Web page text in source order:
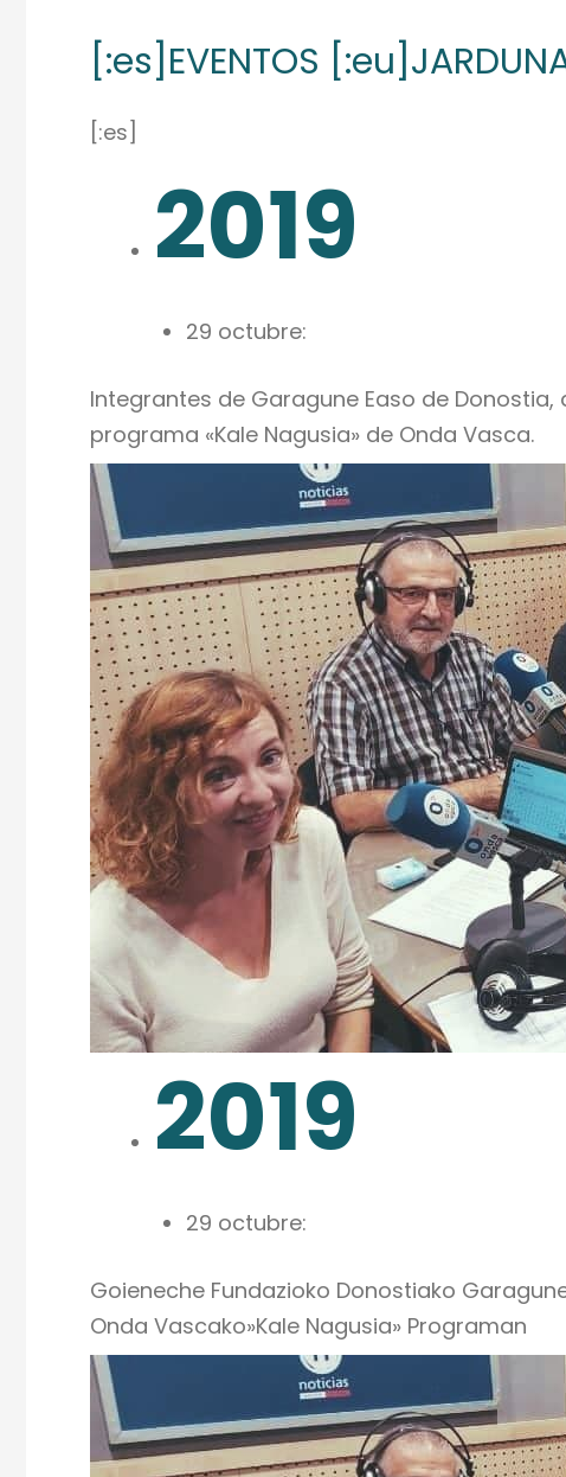
[:es]EVENTOS
[:es]
2019
29 octubre:
Integrantes de Garagune Easo de
programa «Kale Nagusia» de Onda Vasca.
2019
29 octubre:
Goieneche Fundazioko Donostiako
Onda Vascako»Kale Nagusia» Programan